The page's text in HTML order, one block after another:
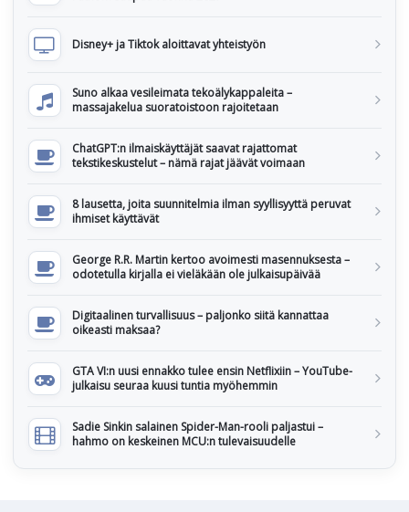
Disney+ ja Tiktok aloittavat yhteistyön
Suno alkaa vesileimata tekoälykappaleita –
massajakelua suoratoistoon rajoitetaan
ChatGPT:n ilmaiskäyttäjät saavat rajattomat
tekstikeskustelut – nämä rajat jäävät voimaan
8 lausetta, joita suunnitelmia ilman syyllisyyttä peruvat
ihmiset käyttävät
George R.R. Martin kertoo avoimesti masennuksesta –
odotetulla kirjalla ei vieläkään ole julkaisupäivää
Digitaalinen turvallisuus – paljonko siitä kannattaa
oikeasti maksaa?
GTA VI:n uusi ennakko tulee ensin Netflixiin – YouTube-
julkaisu seuraa kuusi tuntia myöhemmin
Sadie Sinkin salainen Spider-Man-rooli paljastui –
hahmo on keskeinen MCU:n tulevaisuudelle